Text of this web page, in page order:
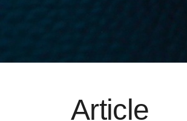
Article